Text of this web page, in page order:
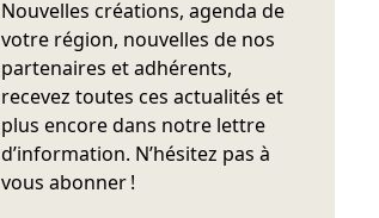
Nouvelles créations, agenda de
votre région, nouvelles de nos
partenaires et adhérents,
recevez toutes ces actualités et
plus encore dans notre lettre
d’information. N’hésitez pas à
vous abonner !